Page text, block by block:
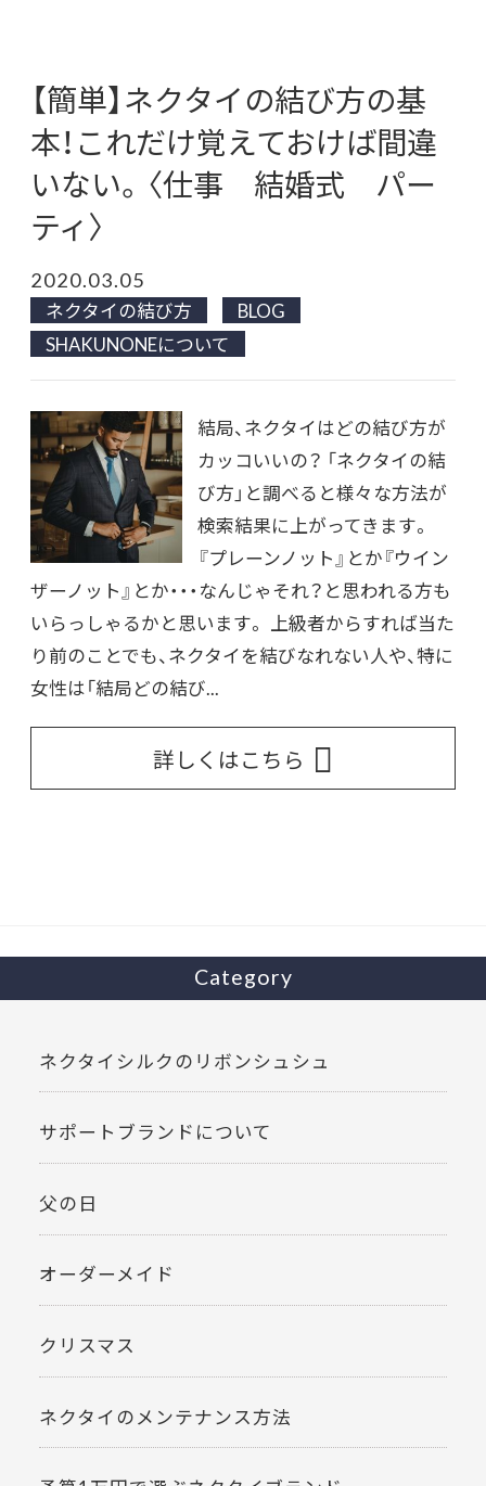
【簡単】ネクタイの結び方の基
本！これだけ覚えておけば間違
いない。〈仕事 結婚式 パー
ティ〉
2020.03.05
ネクタイの結び方
BLOG
SHAKUNONEについて
結局、ネクタイはどの結び方が
カッコいいの？ 「ネクタイの結
び方」と調べると様々な方法が
検索結果に上がってきます。
『プレーンノット』とか『ウイン
ザーノット』とか・・・なんじゃそれ？と思われる方も
いらっしゃるかと思います。 上級者からすれば当た
り前のことでも、ネクタイを結びなれない人や、特に
女性は「結局どの結び...
詳しくはこちら
Category
ネクタイシルクのリボンシュシュ
サポートブランドについて
父の日
オーダーメイド
クリスマス
ネクタイのメンテナンス方法